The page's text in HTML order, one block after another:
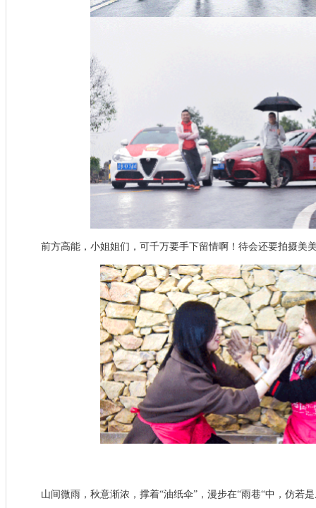
前方高能，小姐姐们，可千万要手下留情啊！待会还要拍摄美
山间微雨，秋意渐浓，撑着“油纸伞”，漫步在“雨巷“中，仿若